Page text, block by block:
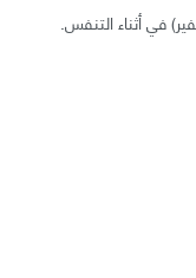
في أثناء التنفس.